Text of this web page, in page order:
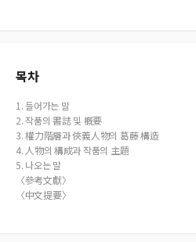
목차
1. 들어가는 말
2. 작품의 書誌 및 槪要
3. 權力階層과 俠義人物의 葛藤 構造
4. 人物의 構成과 작품의 主題
5. 나오는 말
〈參考文獻〉
〈中文提要〉